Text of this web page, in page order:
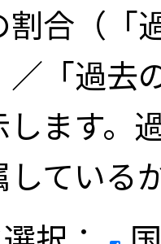
割合（「
「過去
します。
ている